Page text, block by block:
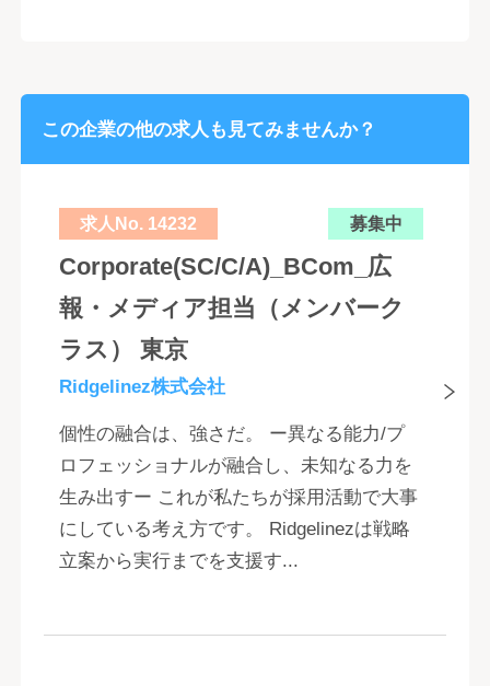
この企業の他の求人も見てみませんか？
求人No. 14232 募集中
Corporate(SC/C/A)_BCom_広
報・メディア担当（メンバーク
ラス） 東京
Ridgelinez株式会社
個性の融合は、強さだ。 ー異なる能力/プ
ロフェッショナルが融合し、未知なる力を
生み出すー これが私たちが採用活動で大事
にしている考え方です。 Ridgelinezは戦略
立案から実行までを支援す...